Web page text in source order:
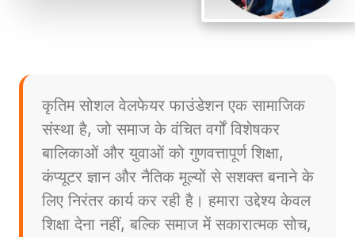
कृतिम सोशल वेलफेयर फाउंडेशन एक सामाजिक
संस्था है, जो समाज के वंचित वर्गों विशेषकर
बालिकाओं और युवाओं को गुणवत्तापूर्ण शिक्षा,
कंप्यूटर ज्ञान और नैतिक मूल्यों से सशक्त बनाने के
लिए निरंतर कार्य कर रही है। हमारा उद्देश्य केवल
शिक्षा देना नहीं, बल्कि समाज में सकारात्मक सोच,